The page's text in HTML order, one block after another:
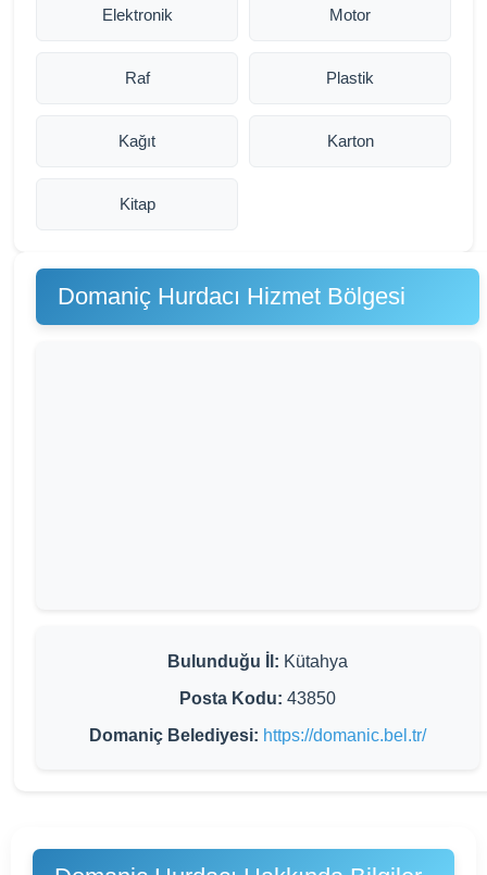
Elektronik Motor
Raf Plastik
Kağıt Karton
Kitap
Domaniç Hurdacı Hizmet Bölgesi
Bulunduğu İl: Kütahya
Posta Kodu: 43850
Domaniç Belediyesi: https://domanic.bel.tr/